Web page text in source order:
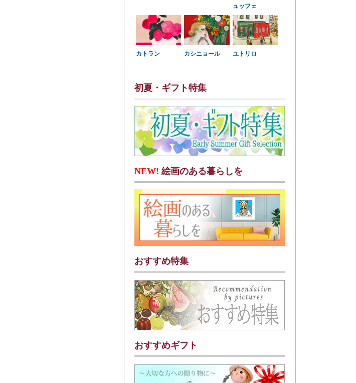
ュッフェ
カトラン カシニョール ユトリロ
初夏・ギフト特集
NEW! 絵画のある暮らしを
おすすめ特集
おすすめギフト